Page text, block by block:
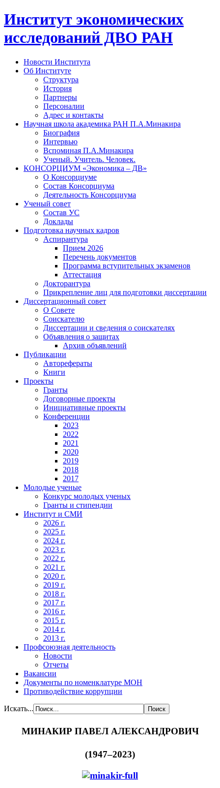
Институт экономических
исследований ДВО РАН
Новости Института
Об Институте
Структура
История
Партнеры
Персоналии
Адрес и контакты
Научная школа академика РАН П.А.Минакира
Биография
Интервью
Вспоминая П.А.Минакира
Ученый. Учитель. Человек.
КОНСОРЦИУМ «Экономика – ДВ»
О Консорциуме
Состав Консорциума
Деятельность Консорциума
Ученый совет
Состав УС
Доклады
Подготовка научных кадров
Аспирантура
Прием 2026
Перечень документов
Программа вступительных экзаменов
Аттестация
Докторантура
Прикрепление лиц для подготовки диссертации
Диссертационный совет
О Совете
Соискателю
Диссертации и сведения о соискателях
Объявления о защитах
Архив объявлений
Публикации
Авторефераты
Книги
Проекты
Гранты
Договорные проекты
Инициативные проекты
Конференции
2023
2022
2021
2020
2019
2018
2017
Молодые ученые
Конкурс молодых ученых
Гранты и стипендии
Институт и СМИ
2026 г.
2025 г.
2024 г.
2023 г.
2022 г.
2021 г.
2020 г.
2019 г.
2018 г.
2017 г.
2016 г.
2015 г.
2014 г.
2013 г.
Профсоюзная деятельность
Новости
Отчеты
Вакансии
Документы по номенклатуре МОН
Противодействие коррупции
Искать...
МИНАКИР ПАВЕЛ АЛЕКСАНДРОВИЧ
(1947–2023)